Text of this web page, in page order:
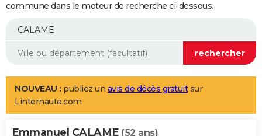
Essais
Réserver un essai
Citadines
Berlines
SUV
Forum auto
+
Mobiles
Meilleur smartphone
Internet
Ordinateurs
Jeux vidéo
Guide high-tech
Aménagement intérieur
LIFESTYLE
Art de vivre
Bien-être
Loisirs
Mode
Modes de vie
Alimentation
Guide de la santé
Maladies
Médicaments
Sommeil
VOYAGE
commune dans le moteur de recherche ci-dessous.
NOUVEAU : publiez un avis de décès gratuitsur
Linternaute.com
Emmanuel CALAME (52 ans)